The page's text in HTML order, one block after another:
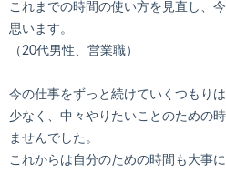
これまでの時間の使い方を見直し、
思います。
（20代男性、営業職）
今の仕事をずっと続けていくつもり
少なく、中々やりたいことのための
ませんでした。
これからは自分のための時間も大事